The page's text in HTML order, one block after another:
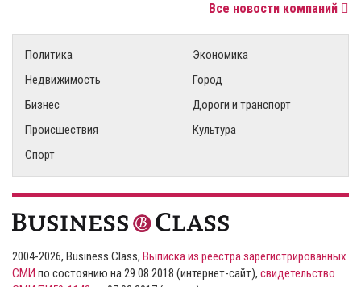
Все новости компаний
Политика
Экономика
Недвижимость
Город
Бизнес
Дороги и транспорт
Происшествия
Культура
Спорт
2004-2026, Business Class, Выписка из реестра зарегистрированных
СМИ по состоянию на 29.08.2018 (интернет-сайт), свидетельство